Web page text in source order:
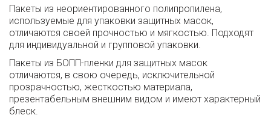
Пакеты из неориентированного полипропилена,
используемые для упаковки защитных масок,
отличаются своей прочностью и мягкостью. Подходят
для индивидуальной и групповой упаковки.
Пакеты из БОПП-пленки для защитных масок
отличаются, в свою очередь, исключительной
прозрачностью, жесткостью материала,
презентабельным внешним видом и имеют характерный
блеск.